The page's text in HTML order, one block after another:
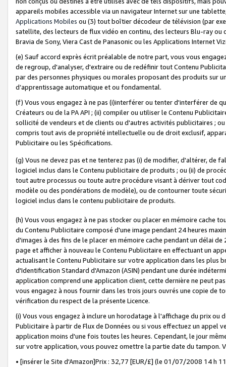
appareils mobiles accessible via un navigateur Internet sur une
Applications Mobiles ou (3) tout boîtier décodeur de télévision (par
satellite, des lecteurs de flux vidéo en continu, des lecteurs Blu-ray
Bravia de Sony, Viera Cast de Panasonic ou les Applications Internet
(e) Sauf accord exprès écrit préalable de notre part, vous vous
de regroup, d'analyser, d'extraire ou de redéfinir tout Contenu
par des personnes physiques ou morales proposant des produits sur
d’apprentissage automatique et ou fondamental.
(f) Vous vous engagez à ne pas (i)interférer ou tenter d'interférer de
Créateurs ou de la PA API ; (ii) compiler ou utiliser le Contenu
sollicité de vendeurs et de clients ou d'autres activités publicitaires ;
compris tout avis de propriété intellectuelle ou de droit exclusif,
Publicitaire ou les Spécifications.
(g) Vous ne devez pas et ne tenterez pas (i) de modifier, d'altérer, de
logiciel inclus dans le Contenu publicitaire de produits ; ou (ii) de
tout autre processus ou toute autre procédure visant à dériver tout
modèle ou des pondérations de modèle), ou de contourner toute
logiciel inclus dans le contenu publicitaire de produits.
(h) Vous vous engagez à ne pas stocker ou placer en mémoire cache
du Contenu Publicitaire composé d'une image pendant 24 heures
d'images à des fins de le placer en mémoire cache pendant un délai
page et afficher à nouveau le Contenu Publicitaire en effectuant un
actualisant le Contenu Publicitaire sur votre application dans les plus
d'Identification Standard d'Amazon (ASIN) pendant une durée
application comprend une application client, cette dernière ne peut
vous engagez à nous fournir dans les trois jours ouvrés une copie de
vérification du respect de la présente Licence.
(i) Vous vous engagez à inclure un horodatage à l'affichage du prix
Publicitaire à partir de Flux de Données ou si vous effectuez un appel
application moins d'une fois toutes les heures. Cependant, le jour
sur votre application, vous pouvez omettre la partie date du tampon.
• [insérer le Site d'Amazon]Prix : 32,77 [EUR/£] (le 01/07/2008 14 h